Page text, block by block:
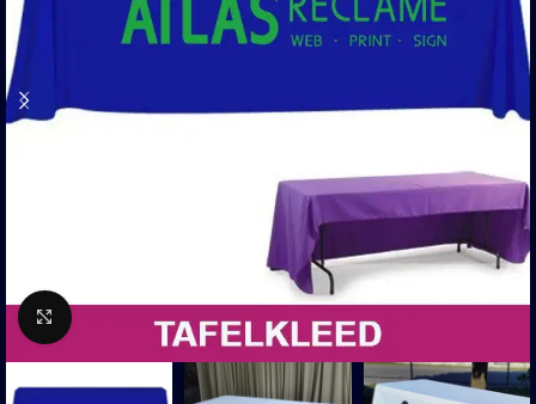
Click to enlarge